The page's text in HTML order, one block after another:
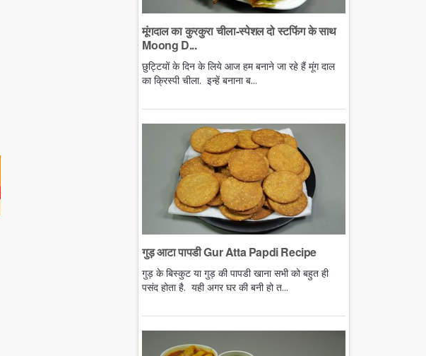
मूंगदाल का कुरकुरा चीला-स्पेशल दो स्टफिंग के साथ
Moong D...
छुट्टियों के दिन के लिये आज हम बनाने जा रहे हैं मूंग दाल
का क्रिस्पी चीला. इन्हें बनाना ब...
गुड़ आटा पापडी Gur Atta Papdi Recipe
गुड़ के बिस्कुट या गुड़ की पापडी खाना सभी को बहुत ही
पसंद होता है. यही अगर घर की बनी हो त...